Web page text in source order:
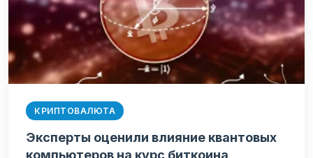
КРИПТОВАЛЮТА
Эксперты оценили влияние квантовых
компьютеров на курс биткоина